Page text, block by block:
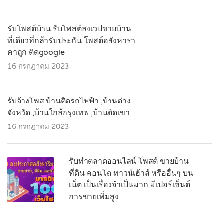
รับโพสต์บ้าน รับโพสต์ลงเวปขายบ้าน
ที่เดียวที่กล้ารับประกัน โพสต์อสังหารา
คาถูก ติดgoogle
16 กรกฎาคม 2023
รับจ้างโพส บ้านติดรถไฟฟ้า ,บ้านต่าง
จังหวัด ,บ้านใกล้กรุงเทพ ,บ้านติดเขา
16 กรกฎาคม 2023
รับทำตลาดออนไลน์ โพสต์ ขายบ้าน
ที่ดิน คอนโด ทาวน์เฮ้าส์ หรืออื่นๆ บน
เน็ต เป็นเรื่องจำเป็นมาก มีเปอร์เซ็นต์
การขายเพิ่มสูง